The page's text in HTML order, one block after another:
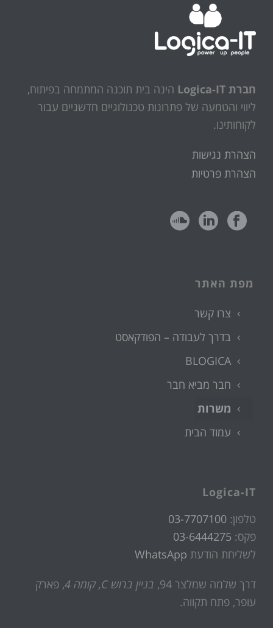
חברת Logica-IT
הינה בית תוכנה המתמחה בפיתוח,
ליווי והטמעה של פתרונות טכנולוגיים חדשניים עבור
לקוחותינו.
הצהרת נגישות
הצהרת פרטיות
מפת האתר
צרו קשר
בדרך לעבודה – הפודקאסט
BLOGICA
חבר מביא חבר
משרות
עמוד הבית
Logica-IT
טלפון:03-7707100
פקס: 03-6444275
לשליחת הודעת WhatsApp
דרך שלמה שמלצר 94, בניין ברוש C, קומה 4
, פארק
עופר, פתח תקווה.